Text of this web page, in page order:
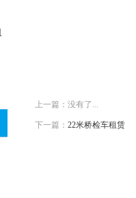
上一篇：没有了...
下一篇： 22米桥检车租赁